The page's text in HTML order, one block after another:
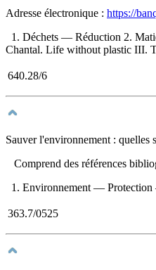
Adresse électronique : https://
1. Déchets — Réduction 2.
Chantal. Life without plastic III.
640.28/6
Sauver l'environnement : quelles
Comprend des références
1. Environnement — Protection
363.7/0525